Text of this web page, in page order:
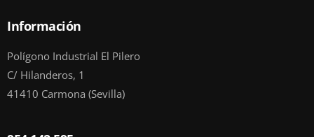
Información
Polígono Industrial El Pilero
C/ Hilanderos, 1
41410 Carmona (Sevilla)